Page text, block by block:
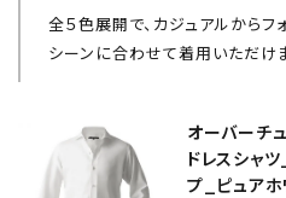
全５色展開で、カジュアルからフ
シーンに合わせて着用いただけま
オーバーチ
ドレスシャ
プ_ピュアホ